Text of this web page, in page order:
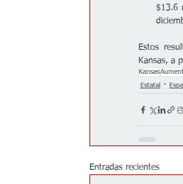
$13.6
Estos
Kansas, a
Kansas
Estatal
Entradas recientes